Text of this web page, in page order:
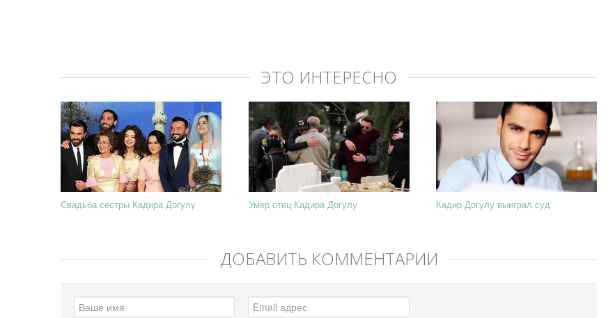
ЭТО ИНТЕРЕСНО
Свадьба сестры Кадира Догулу Умер отец Кадира Догулу Кадир Догулу выиграл суд
ДОБАВИТЬ КОММЕНТАРИЙ